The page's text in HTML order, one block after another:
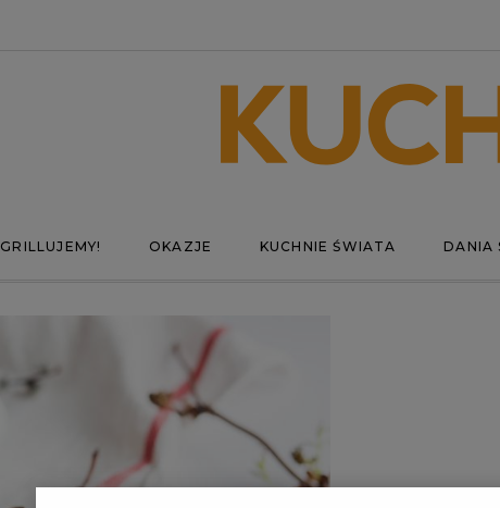
GRILLUJEMY! OKAZJE KUCHNIE ŚWIATA DANIA